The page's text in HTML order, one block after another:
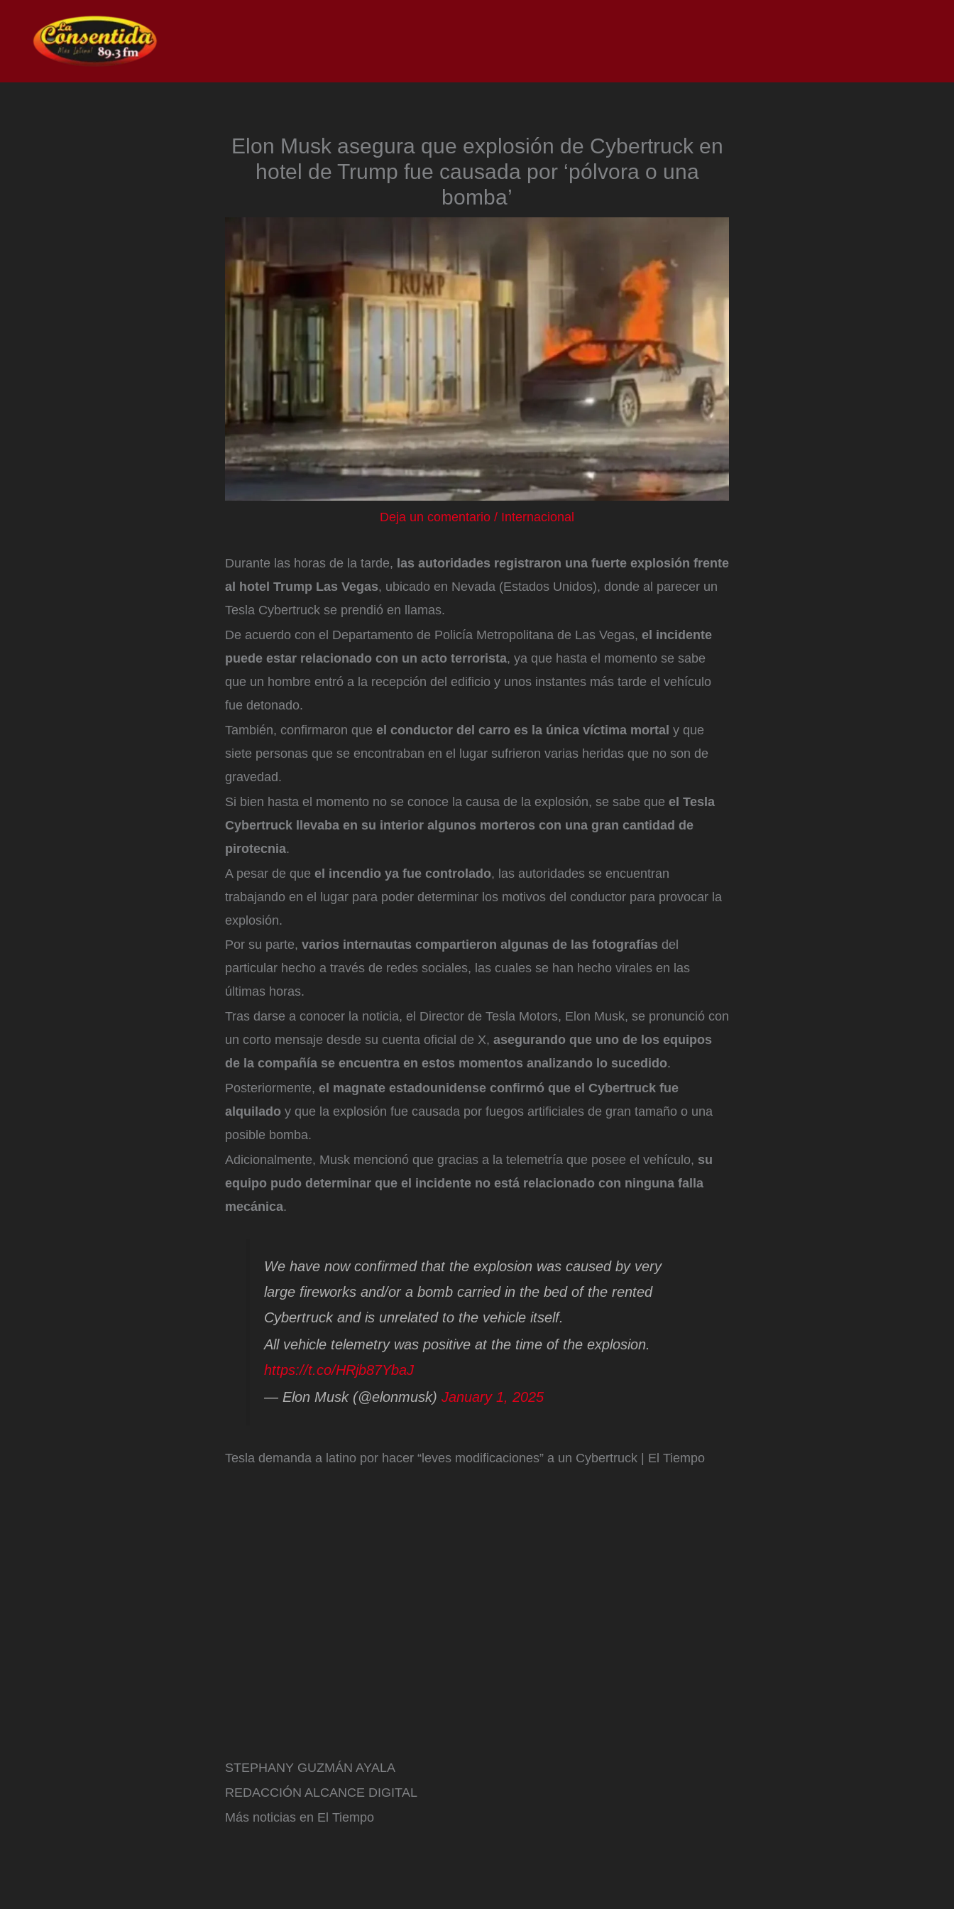
contenido
Elon Musk asegura que explosión de Cybertruck en
hotel de Trump fue causada por ‘pólvora o una
bomba’
Deja un comentario / Internacional
Durante las horas de la tarde, las autoridades registraron una fuerte explosión frente
al hotel Trump Las Vegas, ubicado en Nevada (Estados Unidos), donde al parecer un
Tesla Cybertruck se prendió en llamas.
De acuerdo con el Departamento de Policía Metropolitana de Las Vegas, el incidente
puede estar relacionado con un acto terrorista, ya que hasta el momento se sabe
que un hombre entró a la recepción del edificio y unos instantes más tarde el vehículo
fue detonado.
También, confirmaron que el conductor del carro es la única víctima mortal y que
siete personas que se encontraban en el lugar sufrieron varias heridas que no son de
gravedad.
Si bien hasta el momento no se conoce la causa de la explosión, se sabe que el Tesla
Cybertruck llevaba en su interior algunos morteros con una gran cantidad de
pirotecnia.
A pesar de que el incendio ya fue controlado, las autoridades se encuentran
trabajando en el lugar para poder determinar los motivos del conductor para provocar la
explosión.
Por su parte, varios internautas compartieron algunas de las fotografías del
particular hecho a través de redes sociales, las cuales se han hecho virales en las
últimas horas.
Tras darse a conocer la noticia, el Director de Tesla Motors, Elon Musk, se pronunció con
un corto mensaje desde su cuenta oficial de X, asegurando que uno de los equipos
de la compañía se encuentra en estos momentos analizando lo sucedido.
Posteriormente, el magnate estadounidense confirmó que el Cybertruck fue
alquilado y que la explosión fue causada por fuegos artificiales de gran tamaño o una
posible bomba.
Adicionalmente, Musk mencionó que gracias a la telemetría que posee el vehículo, su
equipo pudo determinar que el incidente no está relacionado con ninguna falla
mecánica.
We have now confirmed that the explosion was caused by very
large fireworks and/or a bomb carried in the bed of the rented
Cybertruck and is unrelated to the vehicle itself.
All vehicle telemetry was positive at the time of the explosion.
https://t.co/HRjb87YbaJ
— Elon Musk (@elonmusk) January 1, 2025
Tesla demanda a latino por hacer “leves modificaciones” a un Cybertruck | El Tiempo
STEPHANY GUZMÁN AYALA
REDACCIÓN ALCANCE DIGITAL
Más noticias en El Tiempo